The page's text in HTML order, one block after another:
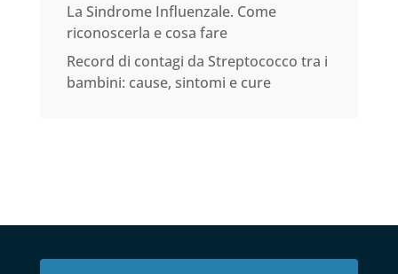
La Sindrome Influenzale. Come
riconoscerla e cosa fare
Record di contagi da Streptococco tra i
bambini: cause, sintomi e cure